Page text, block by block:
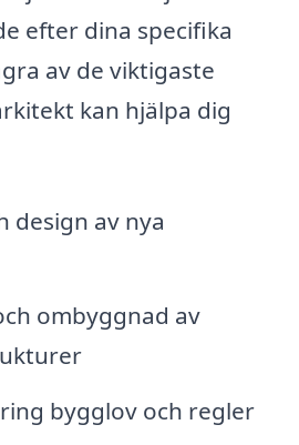
efter dina specifika
av de viktigaste
kan hjälpa dig
design av nya
ombyggnad av
bygglov och regler